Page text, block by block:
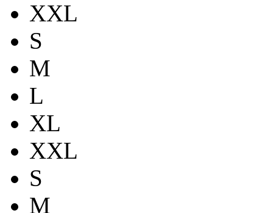
XXL
S
M
L
XL
XXL
S
M